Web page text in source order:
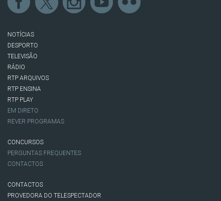
NOTÍCIAS
DESPORTO
TELEVISÃO
RÁDIO
RTP ARQUIVOS
RTP ENSINA
RTP PLAY
EM DIRETO
REVER PROGRAMAS
CONCURSOS
PERGUNTAS FREQUENTES
CONTACTOS
CONTACTOS
PROVEDORA DO TELESPECTADOR